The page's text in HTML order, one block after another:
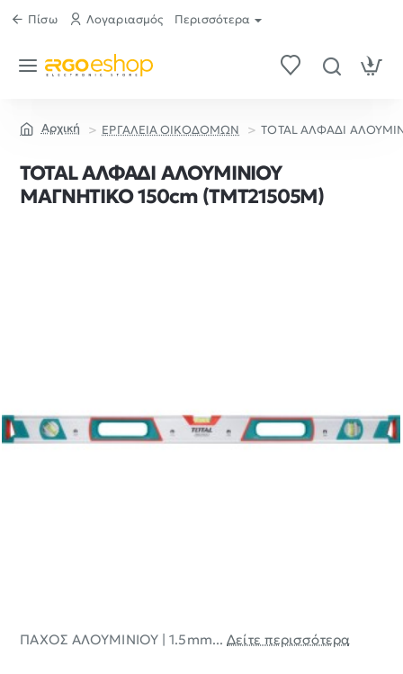
Πίσω Λογαριασμός Περισσότερα
ΕΡΓΑΛΕΙΑ ΟΙΚΟΔΟΜΩΝ TOTAL ΑΛΦΑΔΙ
TOTAL ΑΛΦΑΔΙ ΑΛΟΥΜΙΝΙΟΥ
ΜΑΓΝΗΤΙΚΟ 150cm (TMT21505M)
ΠΑΧΟΣ ΑΛΟΥΜΙΝΙΟΥ | 1.5mm...Δείτε περισσότερα